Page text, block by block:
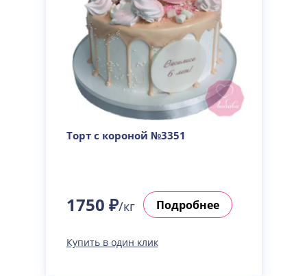
Торт с короной №3351
1750 ₽/кг Подробнее
Купить в один клик